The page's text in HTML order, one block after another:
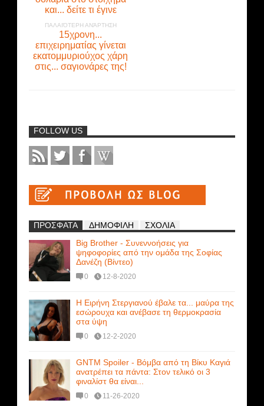
και... δείτε τι έγινε
ΠΑΛΑΙΌΤΕΡΗ ΑΝΆΡΤΗΣΗ
15χρονη...
επιχειρηματίας γίνεται
εκατομμυριούχος χάρη
στις... σαγιονάρες της!
FOLLOW US
ΠΡΟΣΦΑΤΑ ΔΗΜΟΦΙΛΗ
ΣΧΟΛΙΑ
Big Brother - Συνεννοήσεις για
ψηφοφορίες από την ομάδα της Σοφίας
Δανέζη (Βίντεο)
0 12-8-2020
Η Ειρήνη Στεργιανού έβαλε τα... μαύρα της
εσώρουχα και ανέβασε τη θερμοκρασία
στα ύψη
0 12-2-2020
GNTM Spoiler - Βόμβα από τη Βίκυ Καγιά
ανατρέπει τα πάντα: Στον τελικό οι 3
φιναλίστ θα είναι...
0 11-26-2020